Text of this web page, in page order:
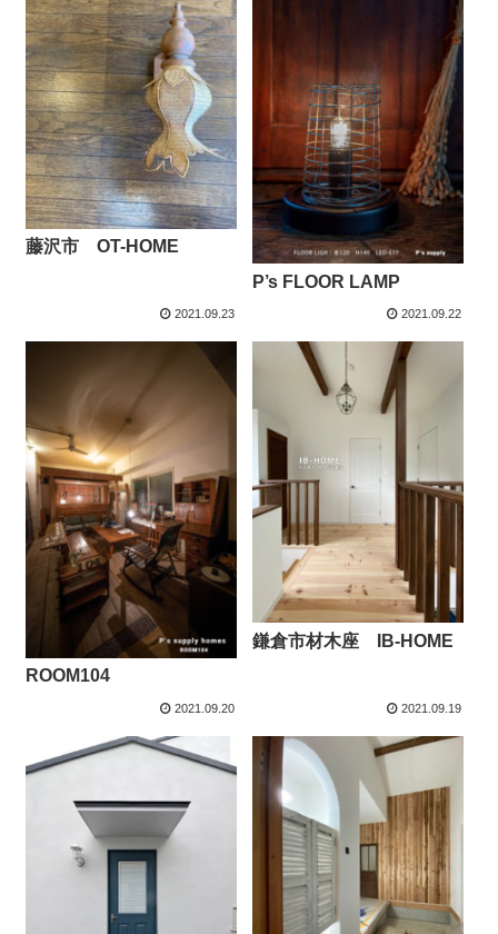
藤沢市 OT-HOME
2021.09.23
P’s FLOOR LAMP
2021.09.22
ROOM104
2021.09.20
鎌倉市材木座 IB-HOME
2021.09.19